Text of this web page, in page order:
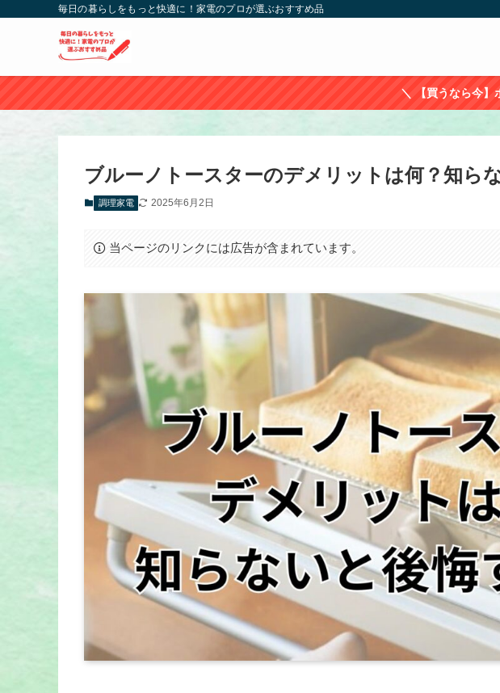
毎日の暮らしをもっと快適に！家電のプロが選ぶおすすめ品
＼ 【買うなら今】
ブルーノトースターのデメリットは何？知ら
調理家電 2025年6月2日
当ページのリンクには広告が含まれています。